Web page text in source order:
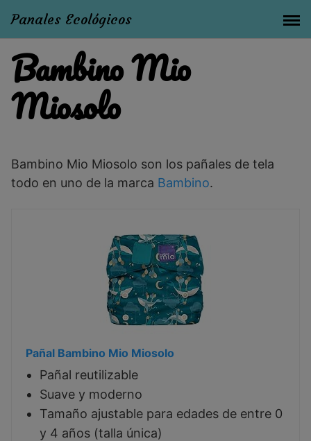
Panales Ecológicos
Bambino Mio
Miosolo
Bambino Mio Miosolo son los pañales de tela
todo en uno de la marca Bambino.
Pañal Bambino Mio Miosolo
Pañal reutilizable
Suave y moderno
Tamaño ajustable para edades de entre 0
y 4 años (talla única)